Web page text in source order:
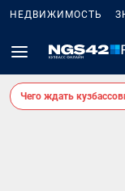
НЕДВИЖИМОСТЬ
Чего ждать